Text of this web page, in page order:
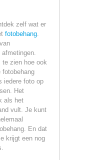
zelf wat er
fotobehang
te zien hoe ook
fotobehang
iedere foto op
Het
als het
vult. Je kunt
En dat
krijgt een nog